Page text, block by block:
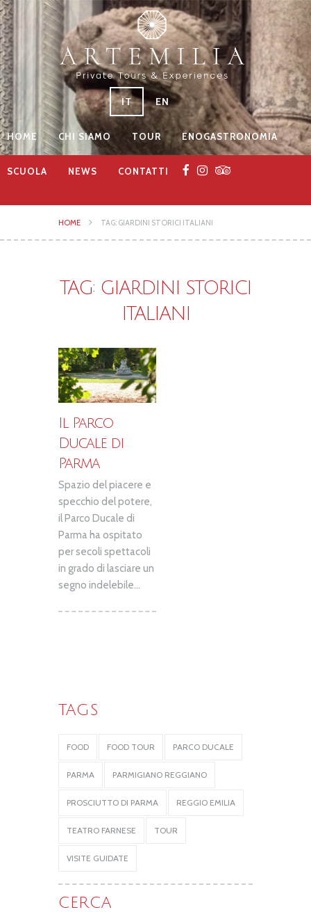
IT EN
HOME CHI SIAMO TOUR ENOGASTRONOMIA
SCUOLA NEWS CONTATTI
HOME TAG: GIARDINI STORICI ITALIANI
TAG: GIARDINI STORICI
ITALIANI
Il Parco
Ducale di
Parma
Spazio del piacere e
specchio del potere,
il Parco Ducale di
Parma ha ospitato
per secoli spettacoli
in grado di lasciare un
segno indelebile...
TAGS
FOOD FOOD TOUR PARCO DUCALE
PARMA PARMIGIANO REGGIANO
PROSCIUTTO DI PARMA REGGIO EMILIA
TEATRO FARNESE TOUR
VISITE GUIDATE
CERCA